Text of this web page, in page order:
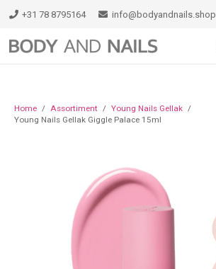
+31 78 8795164 info@bodyandnails.shop
Home / Assortiment / Young Nails Gellak /
Young Nails Gellak Giggle Palace 15ml